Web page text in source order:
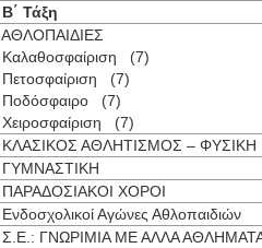
Β΄ Τάξη
ΑΘΛΟΠΑΙΔΙΕΣ
Καλαθοσφαίριση (7)
Πετοσφαίριση (7)
Ποδόσφαιρο (7)
Χειροσφαίριση (7)
ΚΛΑΣΙΚΟΣ ΑΘΛΗΤΙΣΜΟΣ – ΦΥΣΙΚΗ
ΓΥΜΝΑΣΤΙΚΗ
ΠΑΡΑΔΟΣΙΑΚΟΙ ΧΟΡΟΙ
Ενδοσχολικοί Αγώνες Αθλοπαιδιών
Σ.Ε.: ΓΝΩΡΙΜΙΑ ΜΕ ΑΛΛΑ